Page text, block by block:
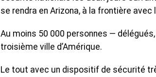
se rendra en Arizona, à la frontière
Au moins 50 000 personnes —
troisième ville d’Amérique.
Le tout avec un dispositif de sécurité